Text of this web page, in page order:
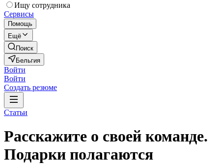
Ищу сотрудника
Сервисы
Помощь
Ещё
Поиск
Бельгия
Войти
Войти
Создать резюме
Статьи
Расскажите о своей команде.
Подарки полагаются